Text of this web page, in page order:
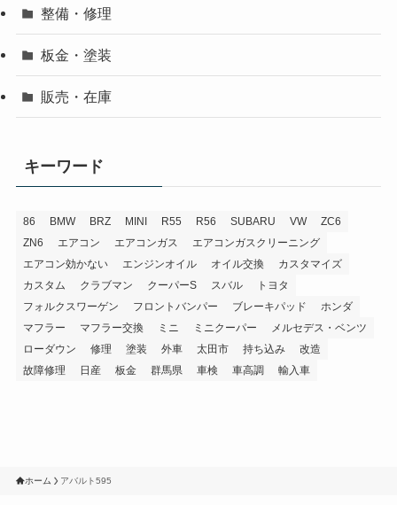
整備・修理
板金・塗装
販売・在庫
キーワード
86 BMW BRZ MINI R55 R56 SUBARU VW
ZC6
ZN6
エアコン エアコンガス
エアコンガスクリーニング
エアコン効かない
エンジンオイル オイル交換
カスタマイズ
カスタム
クラブマン クーパーS スバル
トヨタ
フォルクスワーゲン
フロントバンパー ブレーキパッド
ホンダ
マフラー
マフラー交換 ミニ ミニクーパー
メルセデス・ベンツ
ローダウン
修理 塗装 外車 太田市 持ち込み
改造
故障修理
日産 板金 群馬県 車検 車高調 輸入車
ホーム アバルト595